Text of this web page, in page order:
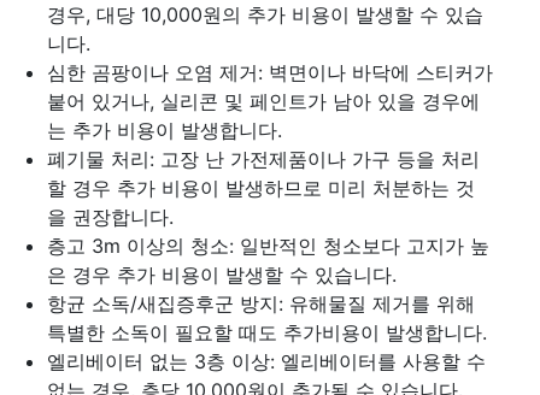
경우, 대당 10,000원의 추가 비용이 발생할 수 있습
니다.
심한 곰팡이나 오염 제거: 벽면이나 바닥에 스티커가
붙어 있거나, 실리콘 및 페인트가 남아 있을 경우에
는 추가 비용이 발생합니다.
폐기물 처리: 고장 난 가전제품이나 가구 등을 처리
할 경우 추가 비용이 발생하므로 미리 처분하는 것
을 권장합니다.
층고 3m 이상의 청소: 일반적인 청소보다 고지가 높
은 경우 추가 비용이 발생할 수 있습니다.
항균 소독/새집증후군 방지: 유해물질 제거를 위해
특별한 소독이 필요할 때도 추가비용이 발생합니다.
엘리베이터 없는 3층 이상: 엘리베이터를 사용할 수
없는 경우, 층당 10,000원이 추가될 수 있습니다.